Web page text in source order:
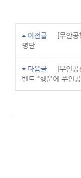
이전글
[무안
명단
다음글
[무안
벤트 "행운에 주인